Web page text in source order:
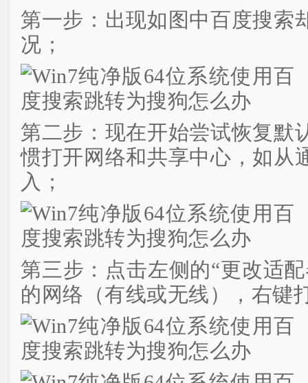
第一步：出现如图中百度搜索
况；
第二步：现在开始尝试恢复默
惯打开网络和共享中心，如从
入；
第三步：点击左侧的“更改适
的网络（有线或无线），右键